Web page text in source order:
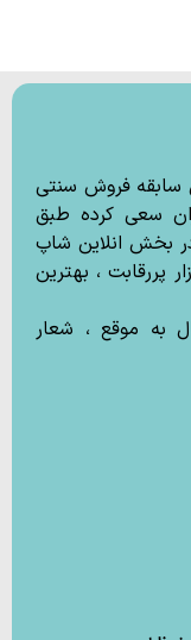
لادن با بیش از ۵۰ سال سابقه فروش سنتی
سعی کرده طبق
بخش انلاین شاپ
پررقابت ، بهترین
به موقع ، شعار